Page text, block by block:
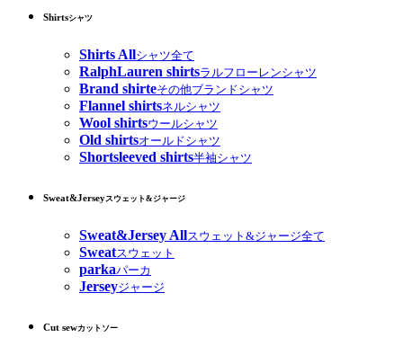
Shirtsシャツ
Shirts Allシャツ全て
RalphLauren shirtsラルフローレンシャツ
Brand shirteその他ブランドシャツ
Flannel shirtsネルシャツ
Wool shirtsウールシャツ
Old shirtsオールドシャツ
Shortsleeved shirts半袖シャツ
Sweat&Jerseyスウェット&ジャージ
Sweat&Jersey Allスウェット&ジャージ全て
Sweatスウェット
parkaパーカ
Jerseyジャージ
Cut sewカットソー